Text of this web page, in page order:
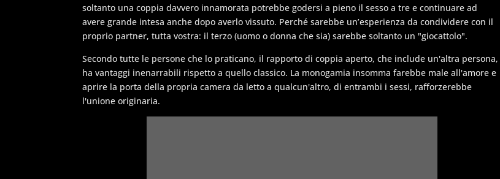
soltanto una coppia davvero innamorata potrebbe godersi a pieno il sesso a tre e continuare ad
avere grande intesa anche dopo averlo vissuto. Perché sarebbe un’esperienza da condividere con il
proprio partner, tutta vostra: il terzo (uomo o donna che sia) sarebbe soltanto un "giocattolo".
Secondo tutte le persone che lo praticano, il rapporto di coppia aperto, che include un'altra persona,
ha vantaggi inenarrabili rispetto a quello classico. La monogamia insomma farebbe male all'amore e
aprire la porta della propria camera da letto a qualcun'altro, di entrambi i sessi, rafforzerebbe
l'unione originaria.